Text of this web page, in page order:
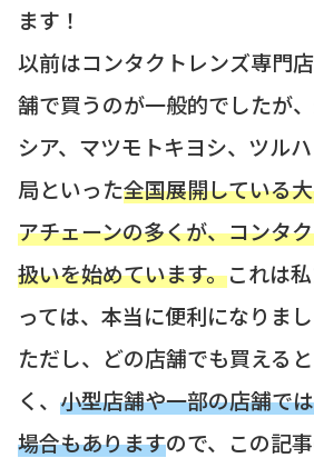
ます！
以前はコンタクトレンズ専門
舗で買うのが一般的でしたが
シア、マツモトキヨシ、ツル
局といった全国展開している
アチェーンの多くが、コンタ
扱いを始めています。これは
っては、本当に便利になりまし
ただし、どの店舗でも買える
く、 小型店舗や一部の店舗で
場合もありますので、この記